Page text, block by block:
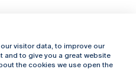
Campus Online
Webmail
visitor data, to improve our
and to give you a great website
the cookies we use open the